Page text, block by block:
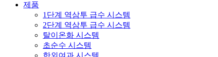
제품
1단계 역삼투 급수 시스템
2단계 역삼투 급수 시스템
탈이온화 시스템
초순수 시스템
한외여과 시스템